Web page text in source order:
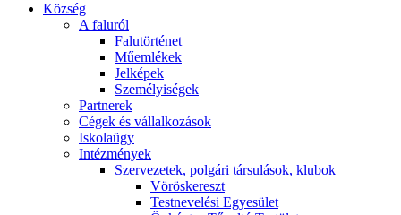
Község
A faluról
Falutörténet
Műemlékek
Jelképek
Személyiségek
Partnerek
Cégek és vállalkozások
Iskolaügy
Intézmények
Szervezetek, polgári társulások, klubok
Vöröskereszt
Testnevelési Egyesület